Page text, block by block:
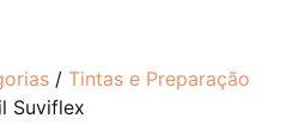
/ Tintas e Preparação
Suviflex